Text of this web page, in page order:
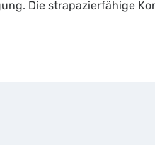
Die strapazierfähige